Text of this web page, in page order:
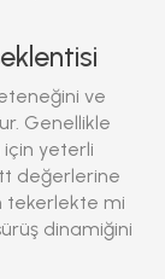
ve
Genellikle
için yeterli
değerlerine
tekerlekte mi
dinamiğini